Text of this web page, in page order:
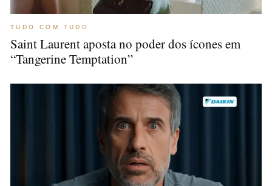
TUDO COM TUDO
Saint Laurent aposta no poder dos ícones em
“Tangerine Temptation”